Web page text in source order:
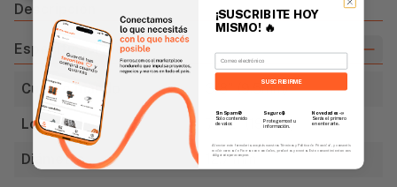
Descripción
Especificaciones
Cuadro mando 3/8" (9.5mm)
Longitud 7 1/2" (191mm)
Diámetro 12.7 mm
¡SUSCRIBITE HOY
MISMO! 🔥
Email
SUSCRIBIRME
Sin Spam 🚫
Solo contenido
de valor.
Seguro 🔒
Protegemos tu
información.
Novedades📣
Serás el primero
en enterarte.
Al enviar este formulario, aceptás nuestros Términos y Política de Privacidad, y consentís
recibir correos de Fierros con novedades, productos y eventos. Este consentimiento no es
obligatorio para comprar.